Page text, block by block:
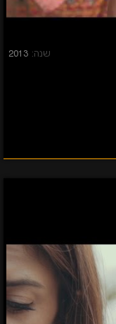
שנה: 2013